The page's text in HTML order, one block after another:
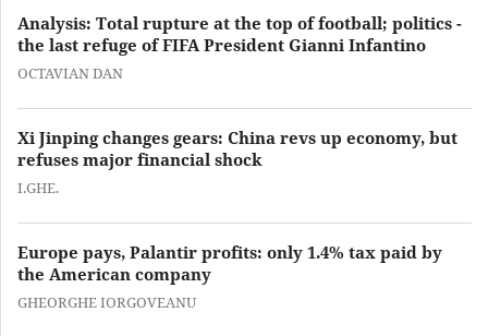
Analysis: Total rupture at the top of football; politics -
the last refuge of FIFA President Gianni Infantino
OCTAVIAN DAN
Xi Jinping changes gears: China revs up economy, but
refuses major financial shock
I.GHE.
Europe pays, Palantir profits: only 1.4% tax paid by
the American company
GHEORGHE IORGOVEANU